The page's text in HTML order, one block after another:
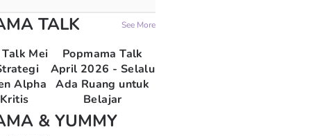
TALK See More
Mei
Alpha
Popmama Talk
April 2026 - Selalu
Ada Ruang untuk
Belajar
& YUMMY